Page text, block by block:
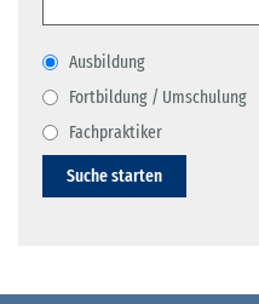
Ausbildung
Fortbildung / Umschulung
Fachpraktiker
Suche starten